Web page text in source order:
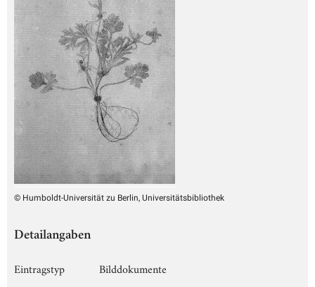
© Humboldt-Universität zu Berlin, Universitätsbibliothek
Detailangaben
Eintragstyp
Bilddokumente